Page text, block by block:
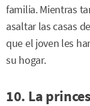
familia. Mientras
asaltar las casas
que el joven les
su hogar.
10. La